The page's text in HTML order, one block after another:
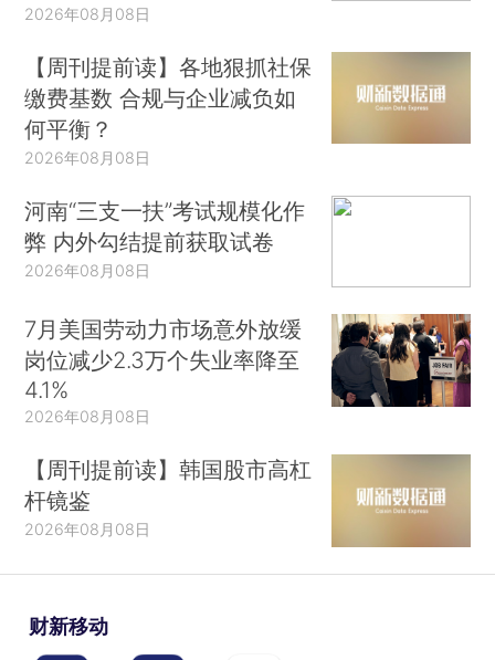
2026年08月08日
【周刊提前读】各地狠抓社保
缴费基数 合规与企业减负如
何平衡？
2026年08月08日
河南“三支一扶”考试规模化作
弊 内外勾结提前获取试卷
2026年08月08日
7月美国劳动力市场意外放缓
岗位减少2.3万个失业率降至
4.1%
2026年08月08日
【周刊提前读】韩国股市高杠
杆镜鉴
2026年08月08日
财新移动